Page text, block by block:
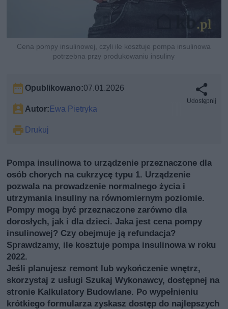
Cena pompy insulinowej, czyli ile kosztuje pompa insulinowa
potrzebna przy produkowaniu insuliny
Opublikowano:07.01.2026
Autor:Ewa Pietryka
Drukuj
Udostępnij
Pompa insulinowa to urządzenie przeznaczone dla
osób chorych na cukrzycę typu 1. Urządzenie
pozwala na prowadzenie normalnego życia i
utrzymania insuliny na równomiernym poziomie.
Pompy mogą być przeznaczone zarówno dla
dorosłych, jak i dla dzieci. Jaka jest cena pompy
insulinowej? Czy obejmuje ją refundacja?
Sprawdzamy, ile kosztuje pompa insulinowa w roku
2022.
Jeśli planujesz remont lub wykończenie wnętrz,
skorzystaj z usługi Szukaj Wykonawcy, dostępnej na
stronie Kalkulatory Budowlane. Po wypełnieniu
krótkiego formularza zyskasz dostęp do najlepszych